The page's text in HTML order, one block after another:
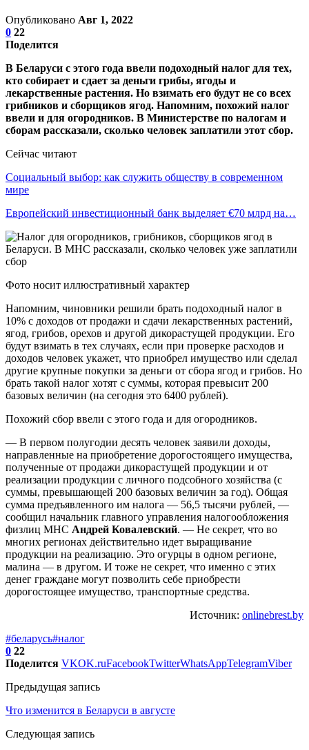
Опубликовано Авг 1, 2022
0 22
Поделится
В Беларуси с этого года ввели подоходный налог для тех,
кто собирает и сдает за деньги грибы, ягоды и
лекарственные растения. Но взимать его будут не со всех
грибников и сборщиков ягод. Напомним, похожий налог
ввели и для огородников. В Министерстве по налогам и
сборам рассказали, сколько человек заплатили этот сбор.
Сейчас читают
Социальный выбор: как служить обществу в современном
мире
Европейский инвестиционный банк выделяет €70 млрд на…
Фото носит иллюстративный характер
Напомним, чиновники решили брать подоходный налог в
10% с доходов от продажи и сдачи лекарственных растений,
ягод, грибов, орехов и другой дикорастущей продукции. Его
будут взимать в тех случаях, если при проверке расходов и
доходов человек укажет, что приобрел имущество или сделал
другие крупные покупки за деньги от сбора ягод и грибов. Но
брать такой налог хотят с суммы, которая превысит 200
базовых величин (на сегодня это 6400 рублей).
Похожий сбор ввели с этого года и для огородников.
— В первом полугодии десять человек заявили доходы,
направленные на приобретение дорогостоящего имущества,
полученные от продажи дикорастущей продукции и от
реализации продукции с личного подсобного хозяйства (с
суммы, превышающей 200 базовых величин за год). Общая
сумма предъявленного им налога — 56,5 тысячи рублей, —
сообщил начальник главного управления налогообложения
физлиц МНС Андрей Ковалевский. — Не секрет, что во
многих регионах действительно идет выращивание
продукции на реализацию. Это огурцы в одном регионе,
малина — в другом. И тоже не секрет, что именно с этих
денег граждане могут позволить себе приобрести
дорогостоящее имущество, транспортные средства.
Источник: onlinebrest.by
#беларусь#налог
0 22
Поделится VKOK.ruFacebookTwitterWhatsAppTelegramViber
Предыдущая запись
Что изменится в Беларуси в августе
Следующая запись